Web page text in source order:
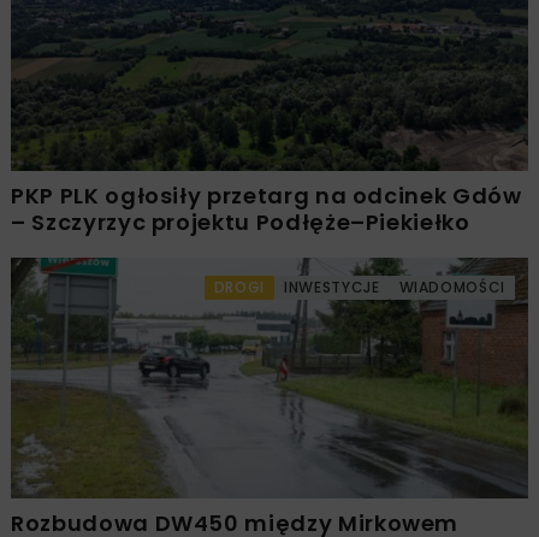
PKP PLK ogłosiły przetarg na odcinek Gdów
– Szczyrzyc projektu Podłęże–Piekiełko
DROGI INWESTYCJE WIADOMOŚCI
Rozbudowa DW450 między Mirkowem